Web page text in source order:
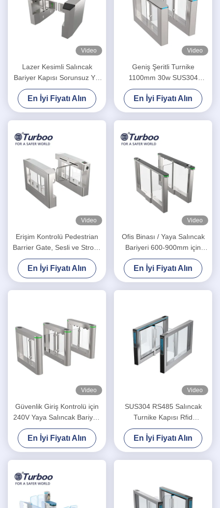
Video
Lazer Kesimli Salıncak
Bariyer Kapısı Sorunsuz Yol
Arası Parklar için
En İyi Fiyatı Alın
Video
Geniş Şeritli Turnike
1100mm 30w SUS304
Handikap için Salıncak
Bariyer Kapısı RFID Kartı
En İyi Fiyatı Alın
Video
Erişim Kontrolü Pedestrian
Barrier Gate, Sesli ve Strobe
Işığı Uyarıları ile
En İyi Fiyatı Alın
Video
Ofis Binası / Yaya Salıncak
Bariyeri 600-900mm için
Fırçasız Motor Salıncak
Bariyer Kapısı
En İyi Fiyatı Alın
Video
Güvenlik Giriş Kontrolü için
240V Yaya Salıncak Bariyeri
Turnike Kapısı
En İyi Fiyatı Alın
Video
SUS304 RS485 Salıncak
Turnike Kapısı Rfid
Paslanmaz Çelik Turnikeler
En İyi Fiyatı Alın